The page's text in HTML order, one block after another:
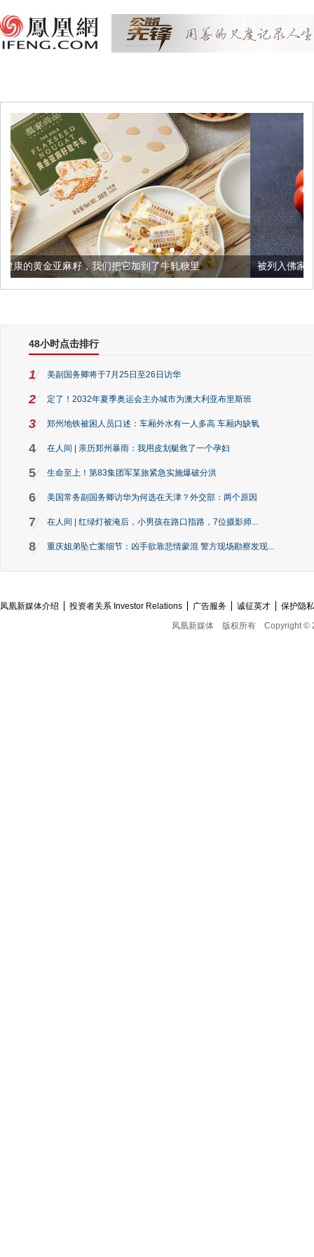
们把它加到了牛轧糖里 被列入佛家七宝的它到底有多美？
48小时点击排行
1 美副国务卿将于7月25日至26日访华
2 定了！2032年夏季奥运会主办城市为澳大利亚布里斯班
3 郑州地铁被困人员口述：车厢外水有一人多高 车厢内缺氧
4 在人间 | 亲历郑州暴雨：我用皮划艇救了一个孕妇
5 生命至上！第83集团军某旅紧急实施爆破分洪
6 美国常务副国务卿访华为何选在天津？外交部：两个原因
7 在人间 | 红绿灯被淹后，小男孩在路口指路，7位摄影师...
8 重庆姐弟坠亡案细节：凶手欲靠悲情蒙混 警方现场勘察发现...
凤凰新媒体介绍 投资者关系 Investor Relations 广告服务 诚征英才
保护隐
凤凰新媒体
版权所有 Copyright ©